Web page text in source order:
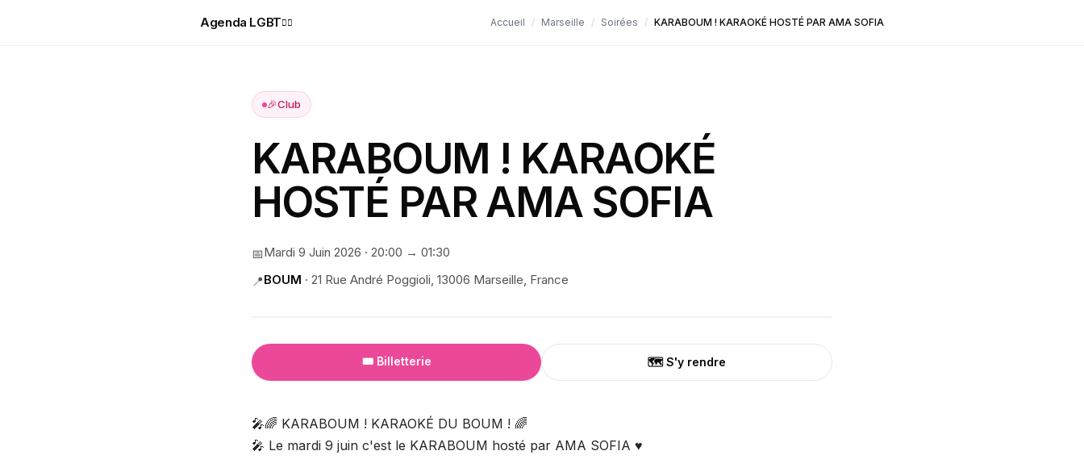
Agenda LGBT🏳️‍🌈 Accueil / Marseille / Soirées / KARABOUM ! KARAOKÉ HOSTÉ PAR AMA SOFIA
🎉Club
KARABOUM ! KARAOKÉ
HOSTÉ PAR AMA SOFIA
📅Mardi 9 Juin 2026 · 20:00 → 01:30
📍BOUM · 21 Rue André Poggioli, 13006 Marseille, France
🎟️ Billetterie 🗺️ S'y rendre
🎤🌈 KARABOUM ! KARAOKÉ DU BOUM ! 🌈
🎤 Le mardi 9 juin c'est le KARABOUM hosté par AMA SOFIA ♥️